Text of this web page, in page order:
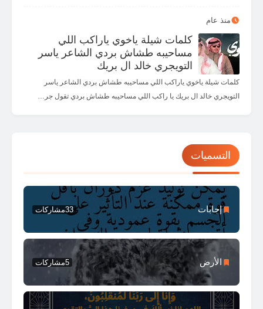
منذ عام
كلمات شيلة ياخوي ياراكب اللي
مساحيبه طشاش بردي الشاعر ياسر
التويجري خالد ال بريك
كلمات شيلة ياخوي ياراكب اللي مساحيبه طشاش بردي الشاعر ياسر
التويجري خالد ال بريك يا راكب اللي مساحيبه طشاش بردي تقول جر…
التسميات
إجابات 33مشاركات
الأرض 5مشاركات